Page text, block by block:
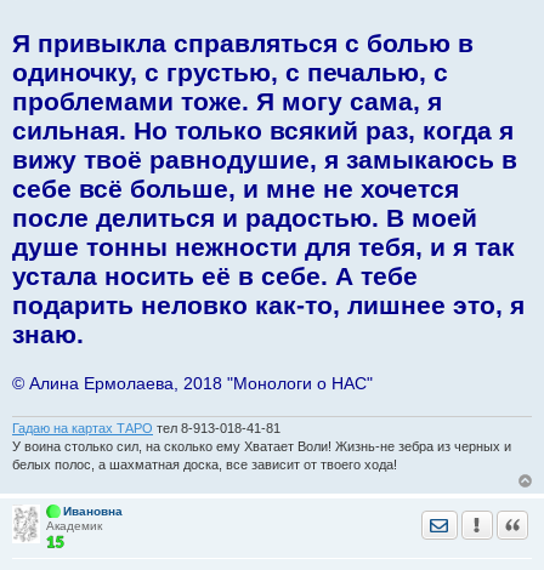
Я привыкла справляться с болью в
одиночку, с грустью, с печалью, с
проблемами тоже. Я могу сама, я
сильная. Но только всякий раз, когда я
вижу твоё равнодушие, я замыкаюсь в
себе всё больше, и мне не хочется
после делиться и радостью. В моей
душе тонны нежности для тебя, и я так
устала носить её в себе. А тебе
подарить неловко как-то, лишнее это, я
знаю.
© Алина Ермолаева, 2018 "Монологи о НАС"
Гадаю на картах ТАРО тел 8-913-018-41-81
У воина столько сил, на сколько ему Хватает Воли! Жизнь-не зебра из черных и
белых полос, а шахматная доска, все зависит от твоего хода!
Ивановна
Академик
Отправить